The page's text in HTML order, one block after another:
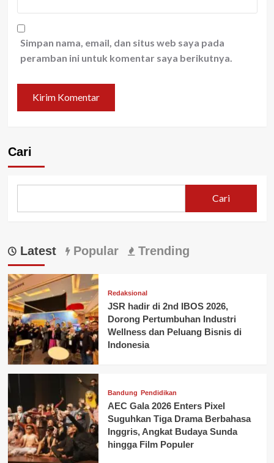
Simpan nama, email, dan situs web saya pada
peramban ini untuk komentar saya berikutnya.
Cari
Cari
Latest Popular Trending
Redaksional
JSR hadir di 2nd IBOS 2026,
Dorong Pertumbuhan Industri
Wellness dan Peluang Bisnis di
Indonesia
Bandung Pendidikan
AEC Gala 2026 Enters Pixel
Suguhkan Tiga Drama Berbahasa
Inggris, Angkat Budaya Sunda
hingga Film Populer